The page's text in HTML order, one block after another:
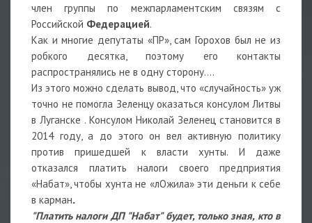
член группы по межпарламентским связям с
Российской Федерацией.
Как и многие депутаты «ПР», сам Горохов был не из
робкого десятка, поэтому его контакты
распространялись не в одну сторону….
Из этого можно сделать вывод, что «случайность» уж
точно не помогла Зеленцу оказаться консулом Литвы
в Луганске . Консулом Николай Зеленец становится в
2014 году, а до этого он вел активную политику
против пришедшей к власти хунты. И даже
отказался платить налоги своего предприятия
«Набат», чтобы хунта не «лОжила» эти деньги к себе
в карман.
"Платить налоги ДП "Набат" будет, только зная, кто в